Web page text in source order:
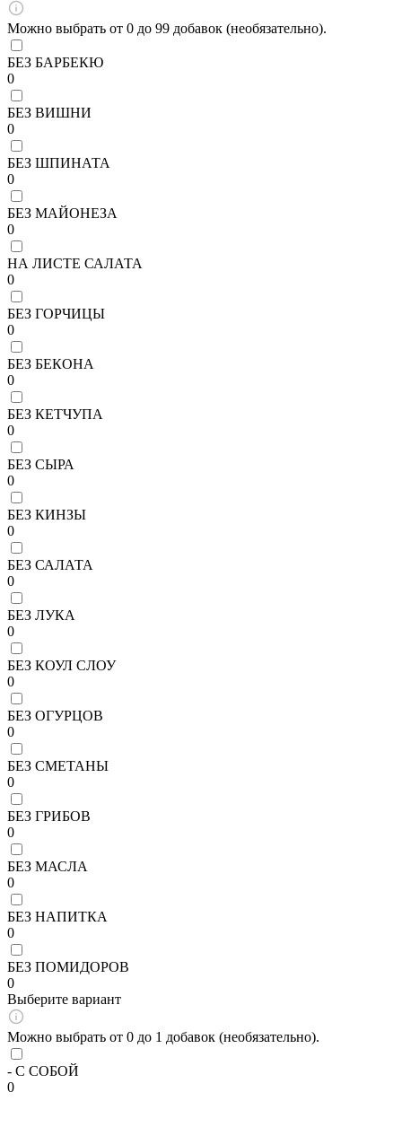
Можно выбрать от 0 до 99 добавок (необязательно).
БЕЗ БАРБЕКЮ
0
БЕЗ ВИШНИ
0
БЕЗ ШПИНАТА
0
БЕЗ МАЙОНЕЗА
0
НА ЛИСТЕ САЛАТА
0
БЕЗ ГОРЧИЦЫ
0
БЕЗ БЕКОНА
0
БЕЗ КЕТЧУПА
0
БЕЗ СЫРА
0
БЕЗ КИНЗЫ
0
БЕЗ САЛАТА
0
БЕЗ ЛУКА
0
БЕЗ КОУЛ СЛОУ
0
БЕЗ ОГУРЦОВ
0
БЕЗ СМЕТАНЫ
0
БЕЗ ГРИБОВ
0
БЕЗ МАСЛА
0
БЕЗ НАПИТКА
0
БЕЗ ПОМИДОРОВ
0
Выберите вариант
Можно выбрать от 0 до 1 добавок (необязательно).
- С СОБОЙ
0